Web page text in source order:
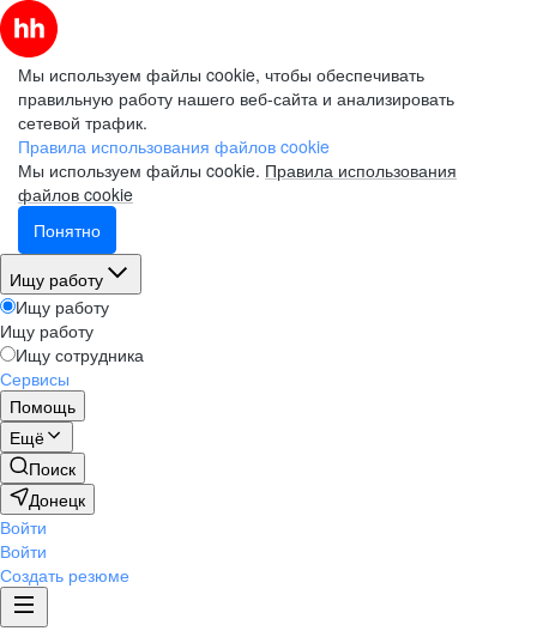
Мы используем файлы cookie, чтобы обеспечивать
правильную работу нашего веб-сайта и анализировать
сетевой трафик.
Правила использования файлов cookie
Мы используем файлы cookie. Правила использования
файлов cookie
Понятно
Ищу работу
Ищу работу
Ищу работу
Ищу сотрудника
Сервисы
Помощь
Ещё
Поиск
Донецк
Войти
Войти
Создать резюме